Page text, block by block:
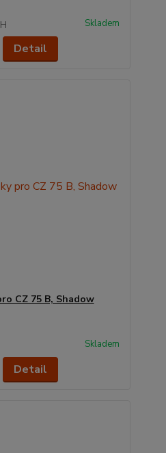
Skladem
Detail
CZ 75 B, Shadow
Skladem
Detail